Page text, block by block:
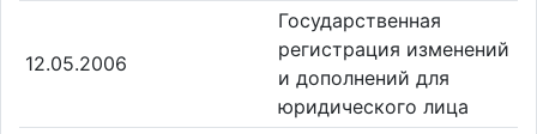
12.05.2006
Государственная
регистрация изменений
и дополнений для
юридического лица